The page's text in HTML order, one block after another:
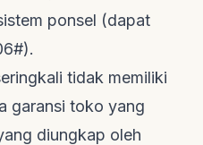
ponsel (dapat
tidak memiliki
garansi toko yang
diungkap oleh